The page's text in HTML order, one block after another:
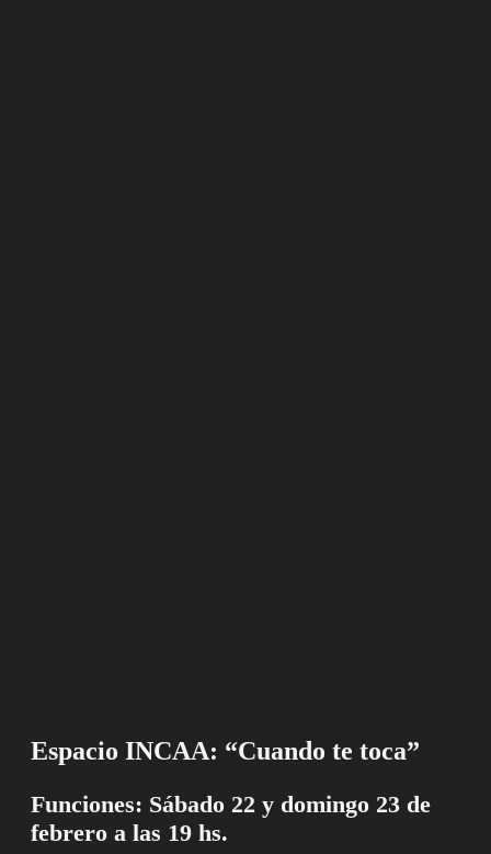
Espacio INCAA: “Cuando te toca”
Funciones: Sábado 22 y domingo 23 de
febrero a las 19 hs.